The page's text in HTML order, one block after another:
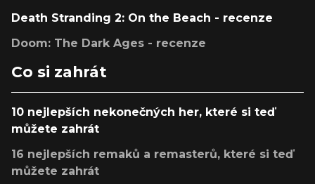
Death Stranding 2: On the Beach - recenze
Doom: The Dark Ages - recenze
Co si zahrát
10 nejlepších nekonečných her, které si teď
můžete zahrát
16 nejlepších remaků a remasterů, které si teď
můžete zahrát